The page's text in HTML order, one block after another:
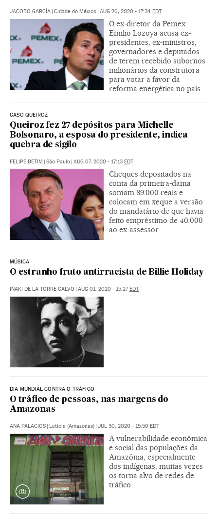
JACOBO GARCÍA | Cidade do México | AUG 20, 2020 - 17:34 EDT
O ex-diretor da Pemex
Emilio Lozoya acusa ex-
presidentes, ex-ministros,
governadores e deputados
de terem recebido subornos
milionários da construtora
para votar a favor da
reforma energética no país
CASO QUEIROZ
Queiroz fez 27 depósitos para Michelle
Bolsonaro, a esposa do presidente, indica
quebra de sigilo
FELIPE BETIM | São Paulo | AUG 07, 2020 - 17:13 EDT
Cheques depositados na
conta da primeira-dama
somam 89.000 reais e
colocam em xeque a versão
do mandatário de que havia
feito empréstimo de 40.000
ao ex-assessor
MÚSICA
O estranho fruto antirracista de Billie Holiday
IÑAKI DE LA TORRE CALVO | AUG 01, 2020 - 15:27EDT
DIA MUNDIAL CONTRA O TRÁFICO
O tráfico de pessoas, nas margens do
Amazonas
ANA PALACIOS | Leticia (Amazonas) | JUL 30, 2020 - 15:50 EDT
A vulnerabilidade econômica
e social das populações da
Amazônia, especialmente
dos indígenas, muitas vezes
os torna alvo de redes de
tráfico